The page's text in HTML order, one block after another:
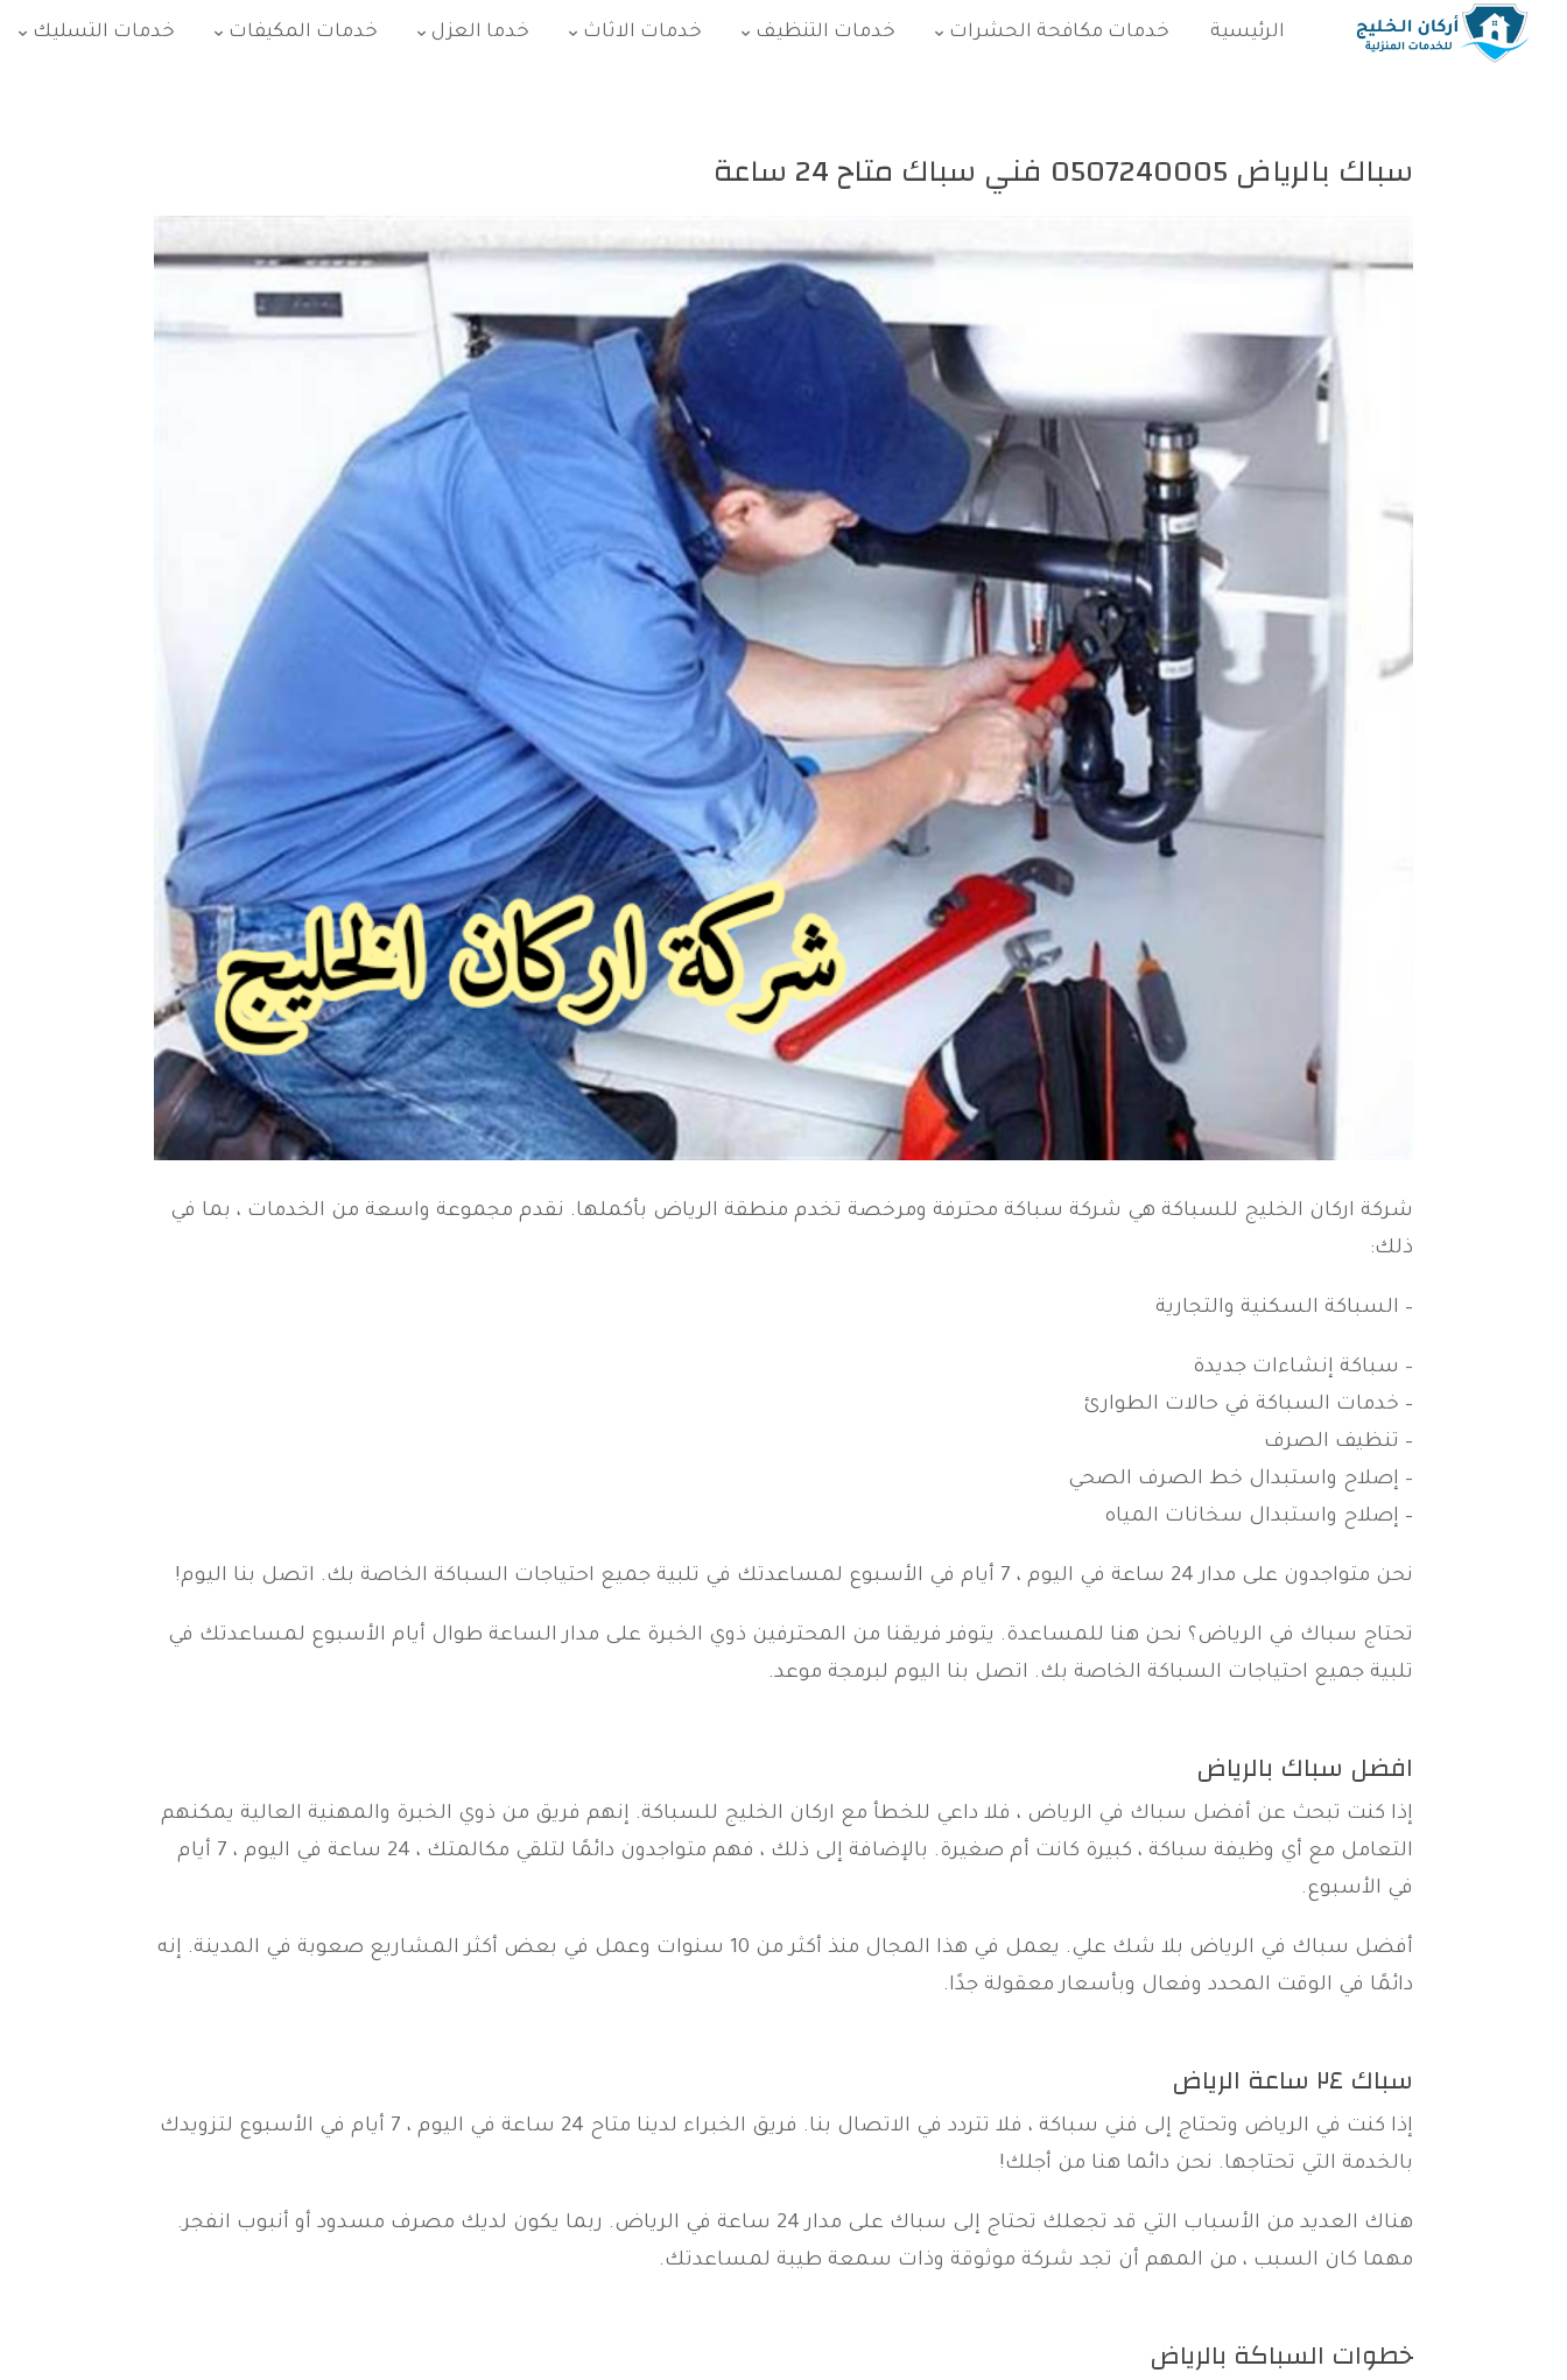
الرئيسية خدمات مكافحة الحشرات خدمات التنظيف خدمات الاثاث خدما العزل خدمات المكيفات خدمات التسليك
سباك بالرياض 0507240005 فني سباك متاح 24 ساعة
شركة اركان الخليج للسباكة هي شركة سباكة محترفة ومرخصة تخدم منطقة الرياض بأكملها. نقدم مجموعة واسعة من الخدمات ، بما في
ذلك:
– السباكة السكنية والتجارية
– سباكة إنشاءات جديدة
– خدمات السباكة في حالات الطوارئ
– تنظيف الصرف
– إصلاح واستبدال خط الصرف الصحي
– إصلاح واستبدال سخانات المياه
نحن متواجدون على مدار 24 ساعة في اليوم ، 7 أيام في الأسبوع لمساعدتك في تلبية جميع احتياجات السباكة الخاصة بك. اتصل بنا اليوم!
تحتاج سباك في الرياض؟ نحن هنا للمساعدة. يتوفر فريقنا من المحترفين ذوي الخبرة على مدار الساعة طوال أيام الأسبوع لمساعدتك في
تلبية جميع احتياجات السباكة الخاصة بك. اتصل بنا اليوم لبرمجة موعد.
افضل سباك بالرياض
إذا كنت تبحث عن أفضل سباك في الرياض ، فلا داعي للخطأ مع اركان الخليج للسباكة. إنهم فريق من ذوي الخبرة والمهنية العالية يمكنهم
التعامل مع أي وظيفة سباكة ، كبيرة كانت أم صغيرة. بالإضافة إلى ذلك ، فهم متواجدون دائمًا لتلقي مكالمتك ، 24 ساعة في اليوم ، 7 أيام
في الأسبوع.
أفضل سباك في الرياض بلا شك علي. يعمل في هذا المجال منذ أكثر من 10 سنوات وعمل في بعض أكثر المشاريع صعوبة في المدينة. إنه
دائمًا في الوقت المحدد وفعال وبأسعار معقولة جدًا.
سباك ٢٤ ساعة الرياض
إذا كنت في الرياض وتحتاج إلى فني سباكة ، فلا تتردد في الاتصال بنا. فريق الخبراء لدينا متاح 24 ساعة في اليوم ، 7 أيام في الأسبوع لتزويدك
بالخدمة التي تحتاجها. نحن دائما هنا من أجلك!
هناك العديد من الأسباب التي قد تجعلك تحتاج إلى سباك على مدار 24 ساعة في الرياض. ربما يكون لديك مصرف مسدود أو أنبوب انفجر.
مهما كان السبب ، من المهم أن تجد شركة موثوقة وذات سمعة طيبة لمساعدتك.
خطوات السباكة بالرياض